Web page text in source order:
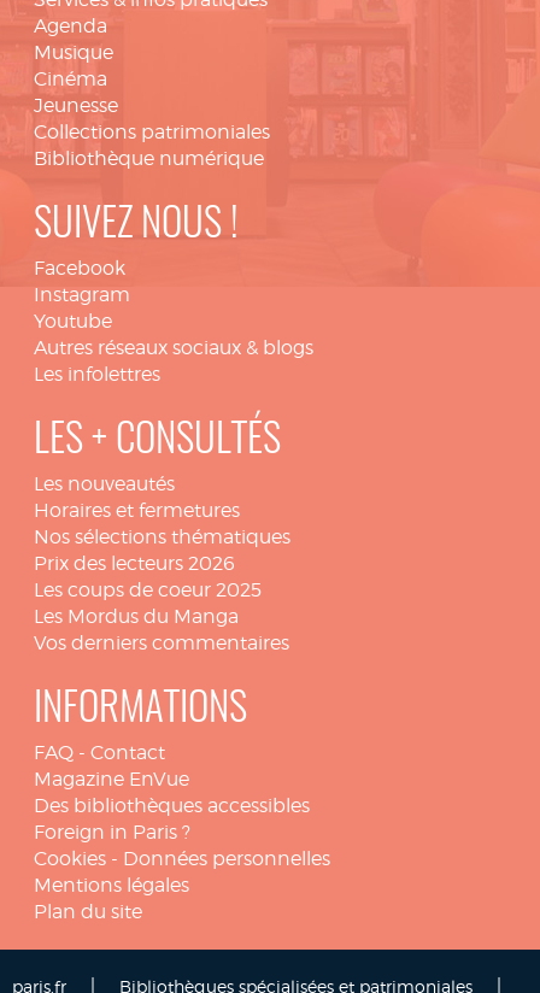
Agenda
Musique
Cinéma
Jeunesse
Collections patrimoniales
Bibliothèque numérique
SUIVEZ NOUS !
Facebook
Instagram
Youtube
Autres réseaux sociaux & blogs
Les infolettres
LES + CONSULTÉS
Les nouveautés
Horaires et fermetures
Nos sélections thématiques
Prix des lecteurs 2026
Les coups de coeur 2025
Les Mordus du Manga
Vos derniers commentaires
INFORMATIONS
FAQ - Contact
Magazine EnVue
Des bibliothèques accessibles
Foreign in Paris ?
Cookies - Données personnelles
Mentions légales
Plan du site
paris.fr Bibliothèques spécialisées et patrimoniales